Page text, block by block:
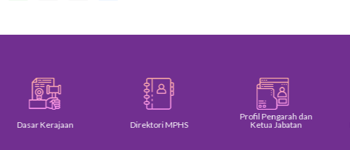
Dasar Kerajaan Direktori MPHS
Profil Pengarah dan
Ketua Jabatan